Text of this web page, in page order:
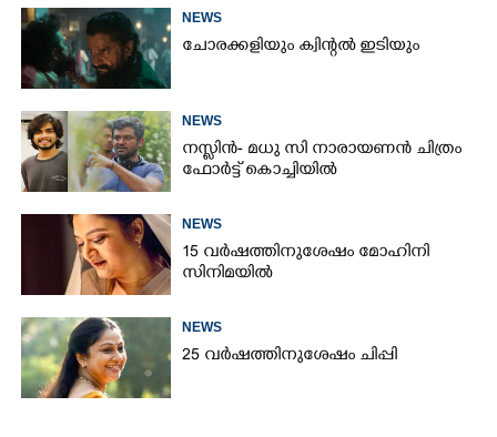
NEWS
ചോരക്കളിയും ക്വിന്റൽ ഇടിയും
NEWS
നസ്ലിൻ- മധു സി നാരായണൻ ചിത്രം
ഫോർട്ട് കൊച്ചിയിൽ
NEWS
15 വർഷത്തിനുശേഷം മോഹിനി
സിനിമയിൽ
NEWS
25 വർഷത്തിനുശേഷം ചിപ്പി